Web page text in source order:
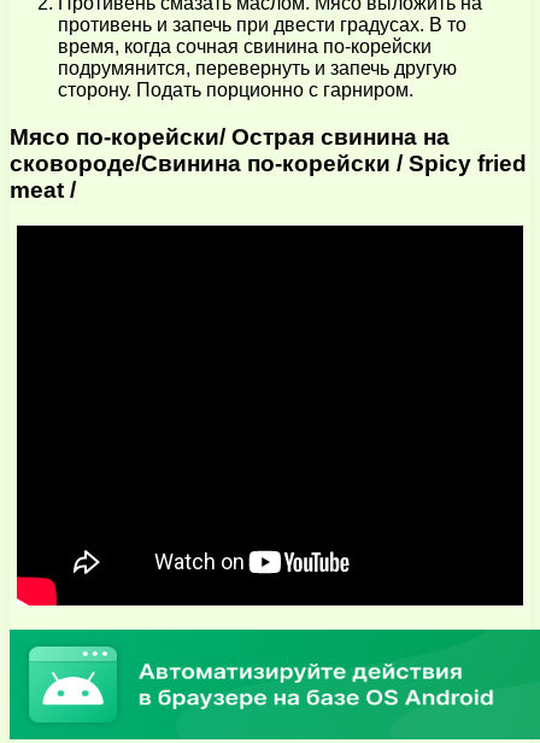
противень и запечь при двести градусах. В то
время, когда сочная свинина по-корейски
подрумянится, перевернуть и запечь другую
сторону. Подать порционно с гарниром.
Мясо по-корейски/ Острая свинина на
сковороде/Свинина по-корейски / Spicy fried
meat /